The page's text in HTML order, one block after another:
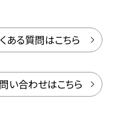
ある質問はこちら
い合わせはこちら